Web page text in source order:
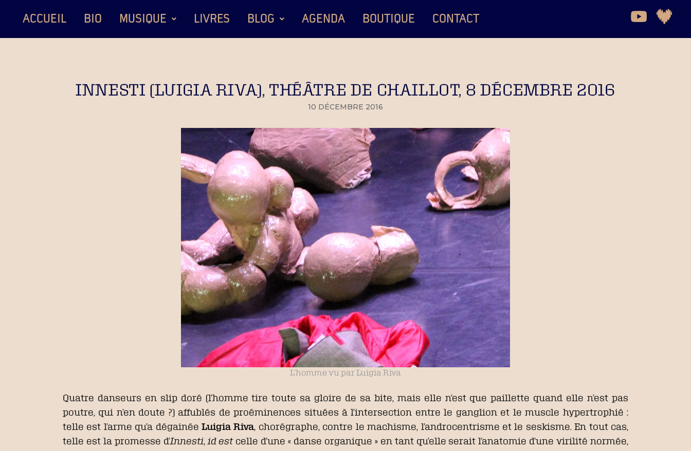
ACCUEIL BIO MUSIQUE LIVRES BLOG AGENDA BOUTIQUE CONTACT
INNESTI (LUIGIA RIVA), THÉÂTRE DE CHAILLOT, 8 DÉCEMBRE 2016
10 DÉCEMBRE 2016
L’homme vu par Luigia Riva
Quatre danseurs en slip doré (l’homme tire toute sa gloire de sa bite, mais elle n’est que paillette quand elle n’est pas
poutre, qui n’en doute ?) affublés de proéminences situées à l’intersection entre le ganglion et le muscle hypertrophié :
telle est l’arme qu’a dégainéeLuigia Riva , chorégraphe, contre le machisme, l’androcentrisme et le seskisme. En tout cas,
telle est la promesse d’Innesti, id est celle d’une « danse organique » en tant qu’elle serait l’anatomie d’une virilité normée,